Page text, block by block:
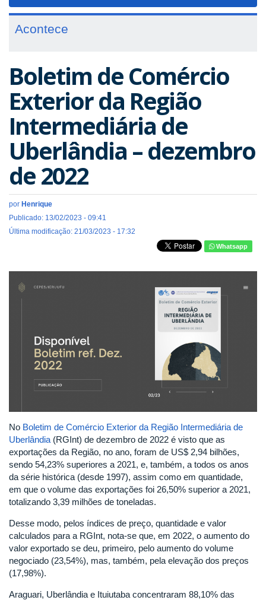
Acontece
Boletim de Comércio
Exterior da Região
Intermediária de
Uberlândia – dezembro
de 2022
por Henrique
Publicado: 13/02/2023 - 09:41
Última modificação: 21/03/2023 - 17:32
Whatsapp
No Boletim de Comércio Exterior da Região Intermediária de
Uberlândia (RGInt) de dezembro de 2022 é visto que as
exportações da Região, no ano, foram de US$ 2,94 bilhões,
sendo 54,23% superiores a 2021, e, também, a todos os anos
da série histórica (desde 1997), assim como em quantidade,
em que o volume das exportações foi 26,50% superior a 2021,
totalizando 3,39 milhões de toneladas.
Desse modo, pelos índices de preço, quantidade e valor
calculados para a RGInt, nota-se que, em 2022, o aumento do
valor exportado se deu, primeiro, pelo aumento do volume
negociado (23,54%), mas, também, pela elevação dos preços
(17,98%).
Araguari, Uberlândia e Ituiutaba concentraram 88,10% das